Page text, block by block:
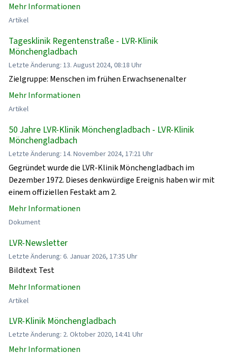
Mehr Informationen
Artikel
Tagesklinik Regentenstraße - LVR-Klinik
Mönchengladbach
Letzte Änderung: 13. August 2024, 08:18 Uhr
Zielgruppe: Menschen im frühen Erwachsenenalter
Mehr Informationen
Artikel
50 Jahre LVR-Klinik Mönchengladbach - LVR-Klinik
Mönchengladbach
Letzte Änderung: 14. November 2024, 17:21 Uhr
Gegründet wurde die LVR-Klinik Mönchengladbach im
Dezember 1972. Dieses denkwürdige Ereignis haben wir mit
einem offiziellen Festakt am 2.
Mehr Informationen
Dokument
LVR-Newsletter
Letzte Änderung: 6. Januar 2026, 17:35 Uhr
Bildtext Test
Mehr Informationen
Artikel
LVR-Klinik Mönchengladbach
Letzte Änderung: 2. Oktober 2020, 14:41 Uhr
Mehr Informationen